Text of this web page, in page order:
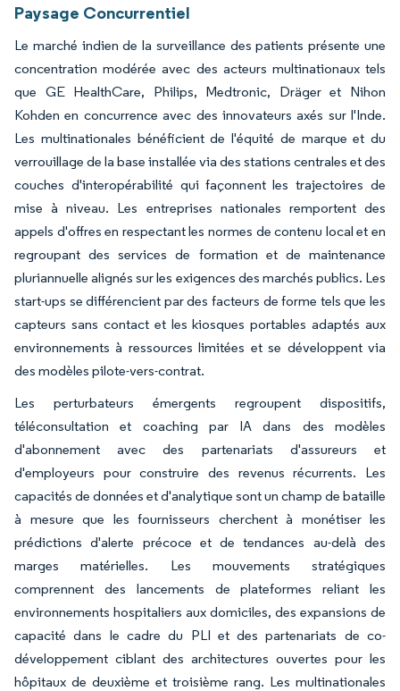
Paysage Concurrentiel
Le marché indien de la surveillance des patients présente une
concentration modérée avec des acteurs multinationaux tels
que GE HealthCare, Philips, Medtronic, Dräger et Nihon
Kohden en concurrence avec des innovateurs axés sur l'Inde.
Les multinationales bénéficient de l'équité de marque et du
verrouillage de la base installée via des stations centrales et des
couches d'interopérabilité qui façonnent les trajectoires de
mise à niveau. Les entreprises nationales remportent des
appels d'offres en respectant les normes de contenu local et en
regroupant des services de formation et de maintenance
pluriannuelle alignés sur les exigences des marchés publics. Les
start-ups se différencient par des facteurs de forme tels que les
capteurs sans contact et les kiosques portables adaptés aux
environnements à ressources limitées et se développent via
des modèles pilote-vers-contrat.
Les perturbateurs émergents regroupent dispositifs,
téléconsultation et coaching par IA dans des modèles
d'abonnement avec des partenariats d'assureurs et
d'employeurs pour construire des revenus récurrents. Les
capacités de données et d'analytique sont un champ de bataille
à mesure que les fournisseurs cherchent à monétiser les
prédictions d'alerte précoce et de tendances au-delà des
marges matérielles. Les mouvements stratégiques
comprennent des lancements de plateformes reliant les
environnements hospitaliers aux domiciles, des expansions de
capacité dans le cadre du PLI et des partenariats de co-
développement ciblant des architectures ouvertes pour les
hôpitaux de deuxième et troisième rang. Les multinationales